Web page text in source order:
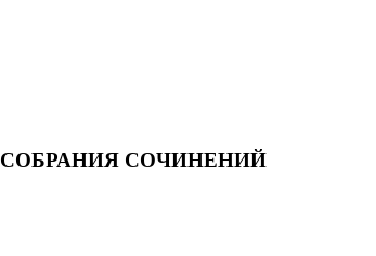
СОБРАНИЯ СОЧИНЕНИЙ